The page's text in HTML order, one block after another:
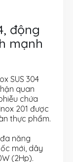
động
mạnh
SUS 304
quan
chứa
201 được
thực phẩm.
năng
mới, dây
(2Hp).